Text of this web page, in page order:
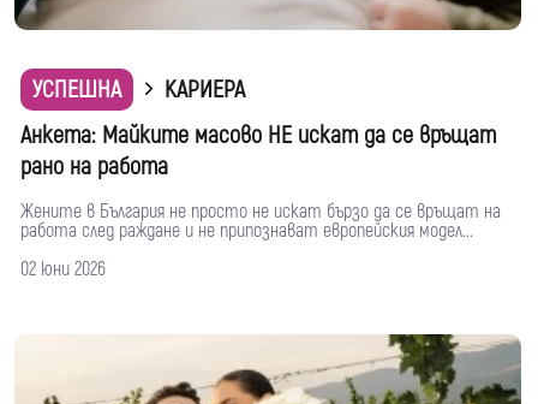
УСПЕШНА
КАРИЕРА
Анкета: Mайките масово НЕ искат да се връщат
рано на работа
Жените в България не просто не искат бързо да се връщат на
работа след раждане и не припознават европейския модел...
02 юни 2026